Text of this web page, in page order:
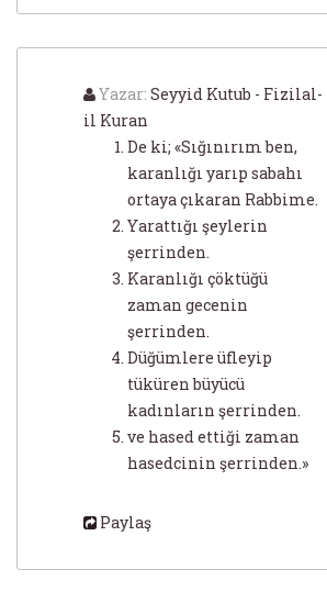
Yazar: Seyyid Kutub - Fizilal-
il Kuran
De ki; «Sığınırım ben,
karanlığı yarıp sabahı
ortaya çıkaran Rabbime.
Yarattığı şeylerin
şerrinden.
Karanlığı çöktüğü
zaman gecenin
şerrinden.
Düğümlere üfleyip
tüküren büyücü
kadınların şerrinden.
ve hased ettiği zaman
hasedcinin şerrinden.»
Paylaş